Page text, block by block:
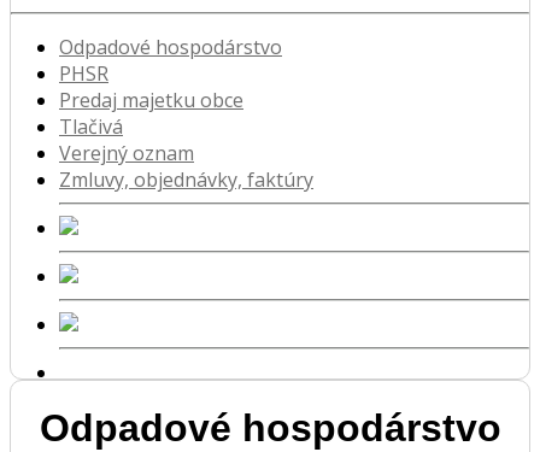
Odpadové hospodárstvo
PHSR
Predaj majetku obce
Tlačivá
Verejný oznam
Zmluvy, objednávky, faktúry
Odpadové hospodárstvo